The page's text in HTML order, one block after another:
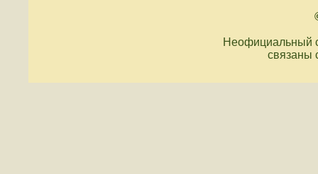
Неофициальный
связаны